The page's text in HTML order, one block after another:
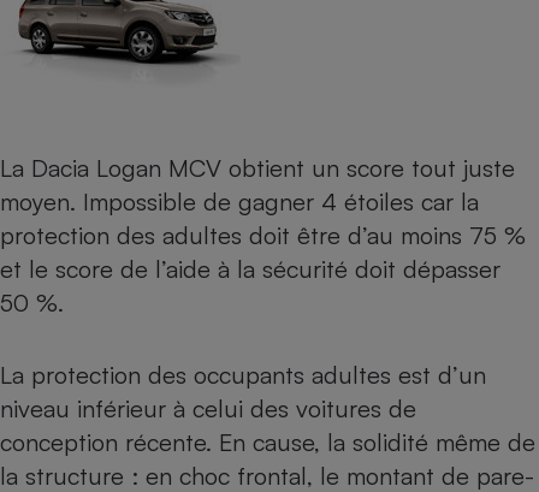
La Dacia Logan MCV obtient un score tout juste
moyen. Impossible de gagner 4 étoiles car la
protection des adultes doit être d’au moins 75 %
et le score de l’aide à la sécurité doit dépasser
50 %.
La protection des occupants adultes est d’un
niveau inférieur à celui des voitures de
conception récente. En cause, la solidité même de
la structure : en choc frontal, le montant de pare-